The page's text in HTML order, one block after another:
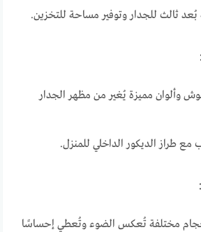
ثالث للجدار وتوفير مساحة للتخزين.
وألوان مميزة يُغير من مظهر الجدار
مع طراز الديكور الداخلي للمنزل.
مختلفة تُعكس الضوء وتُعطي إحساسًا